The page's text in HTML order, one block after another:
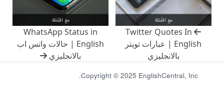
Twitter Quotes In
English | عبارات تويتر
بالانجليزي
WhatsApp Status in
English | حالات واتس اب
بالانجليزي
Copyright © 2025 EnglishCentral, Inc.